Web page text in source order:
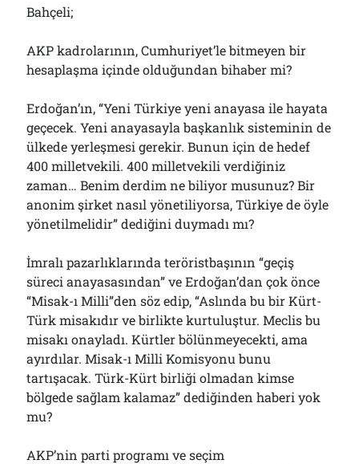
Bahçeli;
AKP kadrolarının, Cumhuriyet’le bitmeyen bir
hesaplaşma içinde olduğundan bihaber mi?
Erdoğan’ın, “Yeni Türkiye yeni anayasa ile hayata
geçecek. Yeni anayasayla başkanlık sisteminin de
ülkede yerleşmesi gerekir. Bunun için de hedef
400 milletvekili. 400 milletvekili verdiğiniz
zaman… Benim derdim ne biliyor musunuz? Bir
anonim şirket nasıl yönetiliyorsa, Türkiye de öyle
yönetilmelidir” dediğini duymadı mı?
İmralı pazarlıklarında teröristbaşının “geçiş
süreci anayasasından” ve Erdoğan’dan çok önce
“Misak-ı Milli”den söz edip, “Aslında bu bir Kürt-
Türk misakıdır ve birlikte kurtuluştur. Meclis bu
misakı onayladı. Kürtler bölünmeyecekti, ama
ayırdılar. Misak-ı Milli Komisyonu bunu
tartışacak. Türk-Kürt birliği olmadan kimse
bölgede sağlam kalamaz” dediğinden haberi yok
mu?
AKP’nin parti programı ve seçim